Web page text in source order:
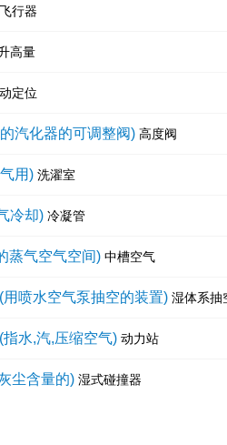
行器
高量
定位
汽化器的可调整阀) 高度阀
用) 洗濯室
冷却) 冷凝管
蒸气空气空间) 中槽空气
喷水空气泵抽空的装置) 湿体系抽
水,汽,压缩空气) 动力站
尘含量的) 湿式碰撞器